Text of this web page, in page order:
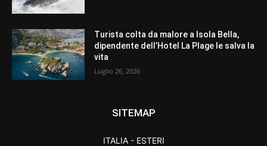
Turista colta da malore a Isola Bella,
dipendente dell’Hotel La Plage le salva la
vita
Luglio 26, 2026
SITEMAP
ITALIA - ESTERI